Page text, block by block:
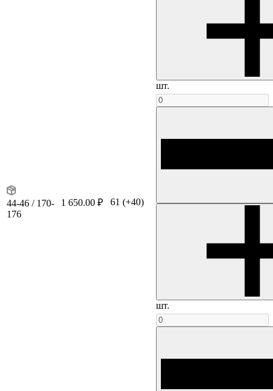
шт.
44-46 / 170-
176
1 650.00 ₽ 61 (+40)
шт.